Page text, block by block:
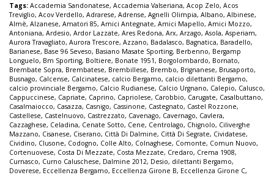
Tags: Accademia Sandonatese, Accademia Valseriana, Acop Zelo, Acos
Treviglio, Acov Verdello, Adrarese, Adrense, Agnelli Olimpia, Albano, Albinese,
Almè, Alzanese, Amatori 85, Amici Antegnate, Amici Mapello, Amici Mozzo,
Antoniana, Ardesio, Ardor Lazzate, Ares Redona, Arx, Arzago, Asola, Asperiam,
Aurora Travagliato, Aurora Trescore, Azzano, Badalasco, Bagnatica, Baradello,
Barianese, Base 96 Seveso, Basiano Masate Sporting, Berbenno, Bergamp
Longuelo, Bm Sporting, Boltiere, Bonate 1951, Borgolombardo, Bornato,
Brembate Sopra, Brembatese, Brembillese, Brembo, Brignanese, Brusaporto,
Busnago, Calcense, Calcinatese, calcio Bergamo, calcio dilettanti Bergamo,
calcio provinciale Bergamo, Calcio Rudianese, Calcio Urgnano, Calepio, Calusco,
Cappuccinese, Capriate, Caprino, Capriolese, Carobbio, Carugate, Casalbuttano,
Casalmaiocco, Casazza, Casnigo, Cassinone, Castegnato, Castel Rozzone,
Castellese, Castelnuovo, Castrezzato, Cavenago, Cavernago, Cavlera,
Cazzaghese, Celadina, Cenate Sotto, Cene, Centrolago, Chignolo, Ciliverghe
Mazzano, Cisanese, Ciserano, Città Di Dalmine, Città Di Segrate, Cividatese,
Cividino, Clusone, Codogno, Colle Alto, Colnaghese, Comonte, Comun Nuovo,
Cortenuovese, Costa Di Mezzate, Costa Mezzate, Credaro, Crema 1908,
Curnasco, Curno Caluschese, Dalmine 2012, Desio, dilettanti Bergamo,
Doverese, Eccellenza Bergamo, Eccellenza Girone B, Eccellenza Girone C,